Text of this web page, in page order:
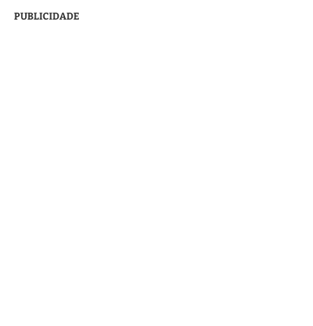
PUBLICIDADE